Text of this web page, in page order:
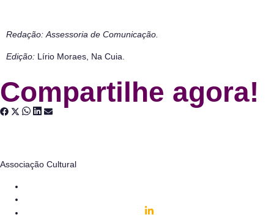
Redação:Assessoria de Comunicação.
Edição: Lírio Moraes, Na Cuia.
Compartilhe agora!
Associação Cultural